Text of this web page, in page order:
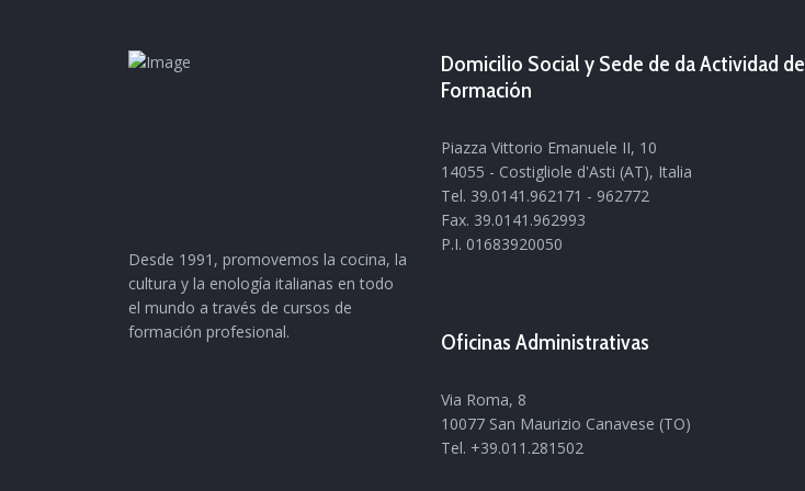
Desde 1991, promovemos la cocina, la
cultura y la enología italianas en todo
el mundo a través de cursos de
formación profesional.
Domicilio Social y Sede de da Actividad de
Formación
Piazza Vittorio Emanuele II, 10
14055 - Costigliole d'Asti (AT), Italia
Tel. 39.0141.962171 - 962772
Fax. 39.0141.962993
P.I. 01683920050
Oficinas Administrativas
Via Roma, 8
10077 San Maurizio Canavese (TO)
Tel. +39.011.281502